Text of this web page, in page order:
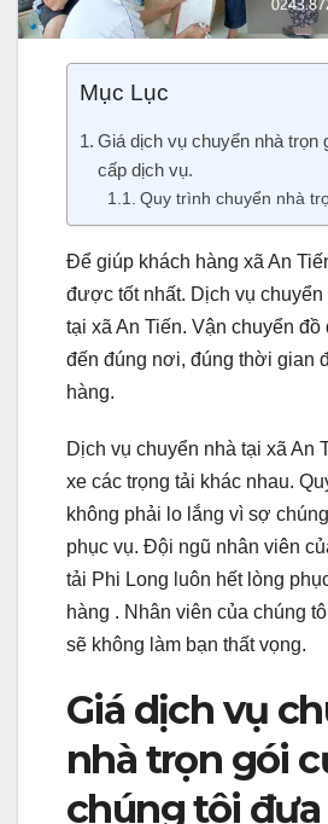
Mục Lục
Giá dịch vụ chuyển nhà
cấp dịch vụ.
Quy trình chuyển nhà
Để giúp khách hàng xã An
được tốt nhất. Dịch vụ chuyển
tại xã An Tiến. Vận chuyển đồ
đến đúng nơi, đúng thời gian
hàng.
Dịch vụ chuyển nhà tại xã An
xe các trọng tải khác nhau.
không phải lo lắng vì sợ
phục vụ. Đội ngũ nhân viên
tải Phi Long luôn hết lòng
hàng . Nhân viên của chúng
sẽ không làm bạn thất vọng.
Giá dịch vụ
nhà trọn gói
chúng tôi đưa